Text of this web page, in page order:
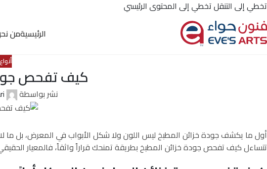
تخطي إلى التنقلتخطي إلى المحتوى الرئيسي
الرئيسيةمن
كيف تفحص
نشر بواسطة
أول ما يكشف جودة خزائن المطبخ ليس اللون ولا شكل الأبواب في المعرض، بل ما
تتساءل كيف تفحص جودة خزائن المطبخ بطريقة تمنحك قراراً واثقاً، فالمعيار